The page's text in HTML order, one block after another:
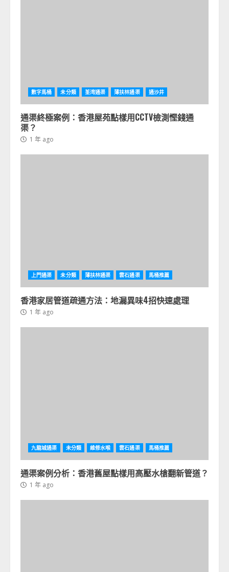
數字馬桶 未分類 荃湾通渠 薄扶林通渠 通沙井
通渠終極案例：香港屋苑點樣用CCTV檢測慳錢通
渠？
1 年 ago
上門通渠 未分類 薄扶林通渠 雲石通渠 馬桶推薦
香港家居管道疏通方法：地漏異味4招快速處理
1 年 ago
九龍城通渠 未分類 維修水喉 雲石通渠 馬桶推薦
通渠案例分析：香港舊屋點樣用高壓水槍翻新管道？
1 年 ago